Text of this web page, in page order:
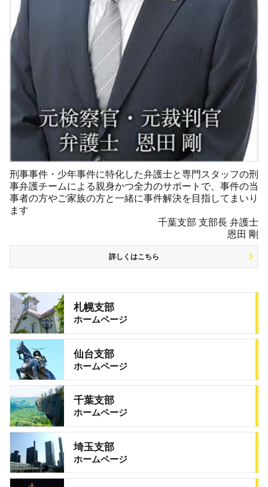
刑事事件・少年事件に特化した弁護士と専門スタッフの刑
事弁護チームによる親身かつ全力のサポートで、事件の当
事者の方やご家族の方と一緒に事件解決を目指してまいり
ます
千葉支部 支部長 弁護士
恩田 剛
詳しくはこちら
札幌支部
ホームページ
仙台支部
ホームページ
千葉支部
ホームページ
埼玉支部
ホームページ